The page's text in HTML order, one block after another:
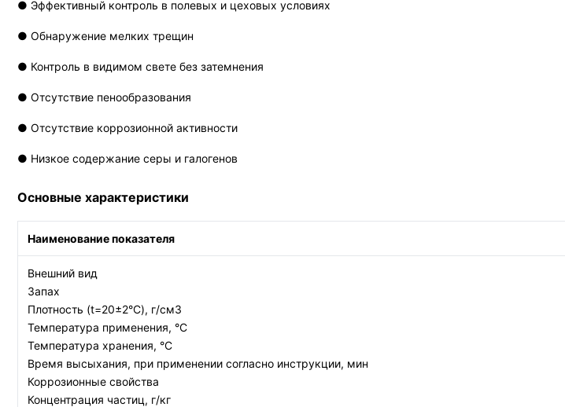
● Эффективный контроль в полевых и цеховых условиях
● Обнаружение мелких трещин
● Контроль в видимом свете без затемнения
● Отсутствие пенообразования
● Отсутствие коррозионной активности
● Низкое содержание серы и галогенов
Основные характеристики
Наименование показателя
Внешний вид
Запах
Плотность (t=20±2°C), г/см3
Температура применения, °C
Температура хранения, °C
Время высыхания, при применении согласно инструкции, мин
Коррозионные свойства
Концентрация частиц, г/кг